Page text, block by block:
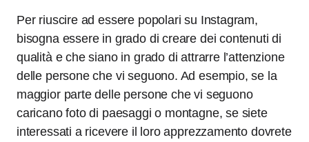
Per riuscire ad essere popolari su Instagram,
bisogna essere in grado di creare dei contenuti di
qualità e che siano in grado di attrarre l’attenzione
delle persone che vi seguono. Ad esempio, se la
maggior parte delle persone che vi seguono
caricano foto di paesaggi o montagne, se siete
interessati a ricevere il loro apprezzamento dovrete